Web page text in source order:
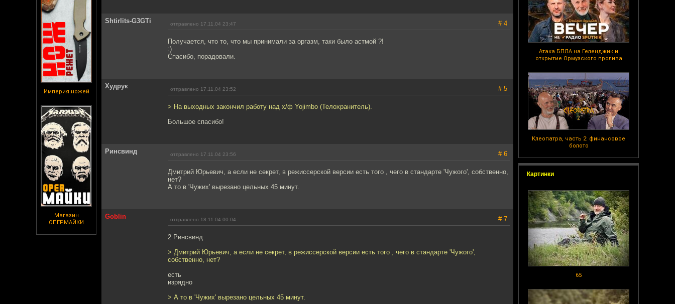
Империя ножей
Магазин
ОПЕРМАЙКИ
Атака БПЛА на Геленджик и
открытие Ормузского пролива
Клеопатра, часть 2: финансовое
болото
Картинки
65
Shtirlits-G3GTi отправлено 17.11.04 23:47 # 4
Получается, что то, что мы принимали за оргазм, таки было астмой ?!
:)
Спасибо, порадовали.
Худрук отправлено 17.11.04 23:52 # 5
> На выходных закончил работу над х/ф Yojimbo (Телохранитель).
Большое спасибо!
Ринсвинд отправлено 17.11.04 23:56 # 6
Дмитрий Юрьевич, а если не секрет, в режиссерской версии есть того , чего в стандарте 'Чужого', собственно,
нет?
А то в 'Чужих' вырезано цельных 45 минут.
Goblin отправлено 18.11.04 00:04 # 7
2 Ринсвинд
> Дмитрий Юрьевич, а если не секрет, в режиссерской версии есть того , чего в стандарте 'Чужого',
собственно, нет?
есть
изрядно
> А то в 'Чужих' вырезано цельных 45 минут.